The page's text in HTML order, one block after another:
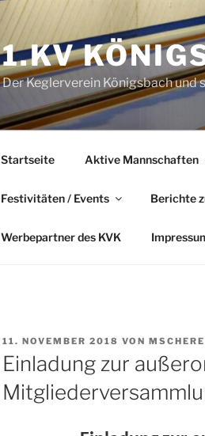
1.KV
Der Keglerverein Königsbach und
Startseite Aktive Mannschaften
Festivitäten / Events Berichte
Werbepartner des KVK
VERÖFFENTLICHT
AM
11. NOVEMBER 2018 VON
Einladung zur